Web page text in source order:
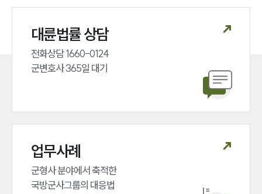
대륜법률 상담
전화상담 1660-0124
군변호사 365일 대기
업무사례
군형사 분야에서 축적한
국방군사그룹의 대응법